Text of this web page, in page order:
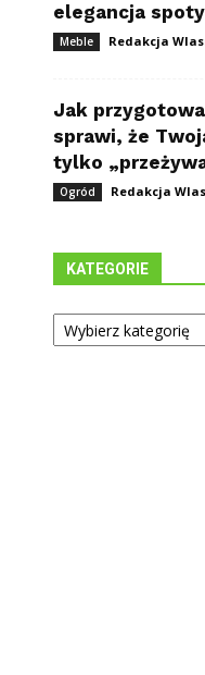
elegancja
Meble Redakcja
Jak
sprawi, że
tylko
Ogród Redakcja
KATEGORIE
Kategorie